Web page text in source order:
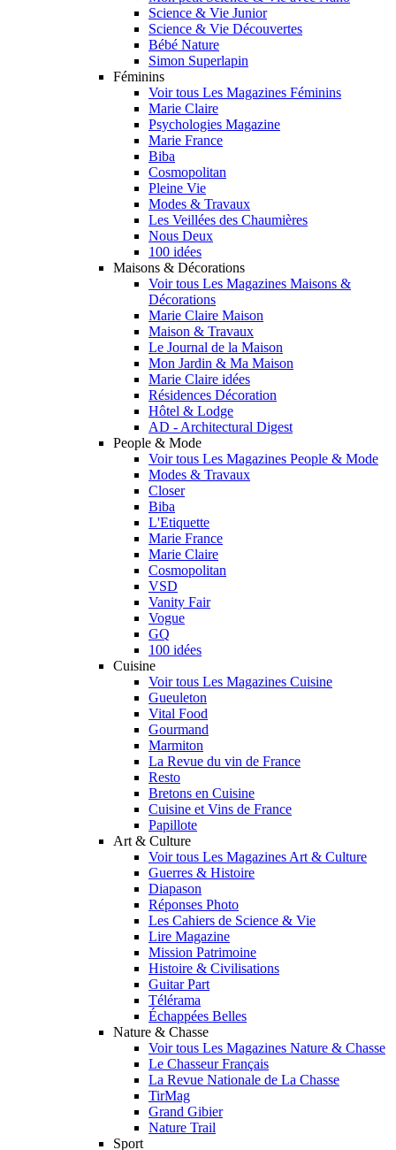
Science & Vie Junior
Science & Vie Découvertes
Bébé Nature
Simon Superlapin
Féminins
Voir tous Les Magazines Féminins
Marie Claire
Psychologies Magazine
Marie France
Biba
Cosmopolitan
Pleine Vie
Modes & Travaux
Les Veillées des Chaumières
Nous Deux
100 idées
Maisons & Décorations
Voir tous Les Magazines Maisons &
Décorations
Marie Claire Maison
Maison & Travaux
Le Journal de la Maison
Mon Jardin & Ma Maison
Marie Claire idées
Résidences Décoration
Hôtel & Lodge
AD - Architectural Digest
People & Mode
Voir tous Les Magazines People & Mode
Modes & Travaux
Closer
Biba
L'Etiquette
Marie France
Marie Claire
Cosmopolitan
VSD
Vanity Fair
Vogue
GQ
100 idées
Cuisine
Voir tous Les Magazines Cuisine
Gueuleton
Vital Food
Gourmand
Marmiton
La Revue du vin de France
Resto
Bretons en Cuisine
Cuisine et Vins de France
Papillote
Art & Culture
Voir tous Les Magazines Art & Culture
Guerres & Histoire
Diapason
Réponses Photo
Les Cahiers de Science & Vie
Lire Magazine
Mission Patrimoine
Histoire & Civilisations
Guitar Part
Télérama
Échappées Belles
Nature & Chasse
Voir tous Les Magazines Nature & Chasse
Le Chasseur Français
La Revue Nationale de La Chasse
TirMag
Grand Gibier
Nature Trail
Sport